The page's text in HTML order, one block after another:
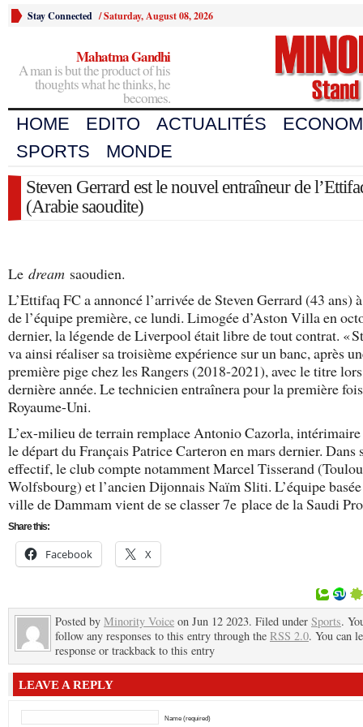
Stay Connected /Saturday, August 08, 2026
Mahatma Gandhi
A man is but the product of his
thoughts what he thinks, he
becomes.
HOME EDITO ACTUALITÉS
SPORTS
MONDE
Steven Gerrard est le nouvel entraîneur de
(Arabie saoudite)
Le dream saoudien.
L’Ettifaq FC a annoncé l’arrivée de Steven Gerrard (43 ans)
de l’équipe première, ce lundi. Limogée d’Aston Villa en
dernier, la légende de Liverpool était libre de tout contrat. «
va ainsi réaliser sa troisième expérience sur un banc, après
première pige chez les Rangers (2018-2021), avec le titre
dernière année. Le technicien entraînera pour la première
Royaume-Uni.
L’ex-milieu de terrain remplace Antonio Cazorla,
le départ du Français Patrice Carteron en mars dernier. Dans
effectif, le club compte notamment Marcel Tisserand
Wolfsbourg) et l’ancien Dijonnais Naïm Sliti. L’équipe
ville de Dammam vient de se classer 7e place de la Saudi
Share this:
Facebook X
Posted by Minority Voice on Jun 12 2023. Filed under Sports.
follow any responses to this entry through the RSS 2.0. You can
response or trackback to this entry
LEAVE A REPLY
Name (required)